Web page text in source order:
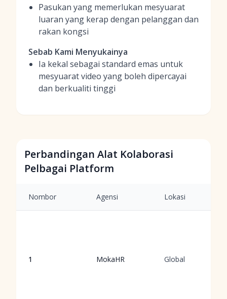
Pasukan yang memerlukan mesyuarat
luaran yang kerap dengan pelanggan dan
rakan kongsi
Sebab Kami Menyukainya
Ia kekal sebagai standard emas untuk
mesyuarat video yang boleh dipercayai
dan berkualiti tinggi
Perbandingan Alat Kolaborasi
Pelbagai Platform
Nombor Agensi Lokasi
1 MokaHR Global